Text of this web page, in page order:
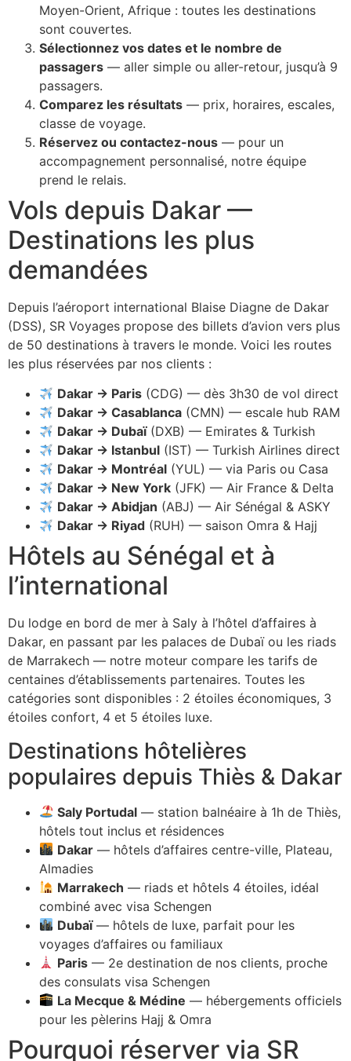
Moyen-Orient, Afrique : toutes les destinations
sont couvertes.
Sélectionnez vos dates et le nombre de
passagers — aller simple ou aller-retour, jusqu’à 9
passagers.
Comparez les résultats — prix, horaires, escales,
classe de voyage.
Réservez ou contactez-nous — pour un
accompagnement personnalisé, notre équipe
prend le relais.
Vols depuis Dakar —
Destinations les plus
demandées
Depuis l’aéroport international Blaise Diagne de Dakar
(DSS), SR Voyages propose des billets d’avion vers plus
de 50 destinations à travers le monde. Voici les routes
les plus réservées par nos clients :
Dakar → Paris (CDG) — dès 3h30 de vol direct
Dakar → Casablanca (CMN) — escale hub RAM
Dakar → Dubaï(DXB) — Emirates & Turkish
Dakar → Istanbul (IST) — Turkish Airlines direct
Dakar → Montréal (YUL) — via Paris ou Casa
Dakar → New York (JFK) — Air France & Delta
Dakar → Abidjan (ABJ) — Air Sénégal & ASKY
Dakar → Riyad (RUH) — saison Omra & Hajj
Hôtels au Sénégal et à
l’international
Du lodge en bord de mer à Saly à l’hôtel d’affaires à
Dakar, en passant par les palaces de Dubaï ou les riads
de Marrakech — notre moteur compare les tarifs de
centaines d’établissements partenaires. Toutes les
catégories sont disponibles : 2 étoiles économiques, 3
étoiles confort, 4 et 5 étoiles luxe.
Destinations hôtelières
populaires depuis Thiès & Dakar
Saly Portudal — station balnéaire à 1h de Thiès,
hôtels tout inclus et résidences
Dakar — hôtels d’affaires centre-ville, Plateau,
Almadies
Marrakech — riads et hôtels 4 étoiles, idéal
combiné avec visa Schengen
Dubaï— hôtels de luxe, parfait pour les
voyages d’affaires ou familiaux
Paris — 2e destination de nos clients, proche
des consulats visa Schengen
La Mecque & Médine — hébergements officiels
pour les pèlerins Hajj & Omra
Pourquoi réserver via SR